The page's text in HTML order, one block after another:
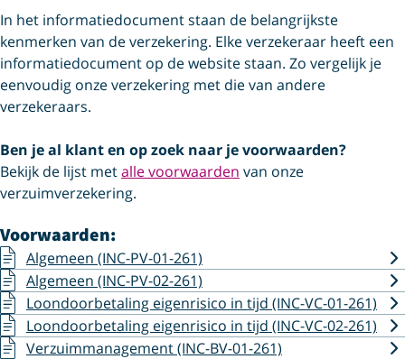
In het informatiedocument staan de belangrijkste
kenmerken van de verzekering. Elke verzekeraar heeft een
informatiedocument op de website staan. Zo vergelijk je
eenvoudig onze verzekering met die van andere
verzekeraars.
Ben je al klant en op zoek naar je voorwaarden?
Bekijk de lijst metalle voorwaarden van onze
verzuimverzekering.
Voorwaarden:
Algemeen (INC-PV-01-261)
Algemeen (INC-PV-02-261)
Loondoorbetaling eigenrisico in tijd (INC-VC-01-261)
Loondoorbetaling eigenrisico in tijd (INC-VC-02-261)
Verzuimmanagement (INC-BV-01-261)